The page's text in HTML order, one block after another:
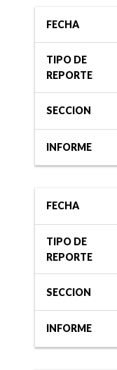
FECHA
TIPO DE
REPORTE
SECCION
INFORME
FECHA
TIPO DE
REPORTE
SECCION
INFORME